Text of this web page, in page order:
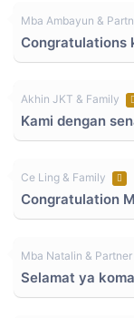
Mba Ambayun &
Congratulations
Akhin JKT & Family
Kami dengan
Ce Ling & Family
Congratulation
Mba Natalin & Partner
Selamat ya